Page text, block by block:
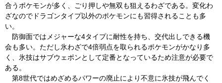
合うポケモンが多く、ごり押しや無双も狙えるわざである。変化わ
ざなのでドラゴンタイプ以外のポケモンにも習得されることも多
い。
防御面ではメジャーな4タイプに耐性を持ち、交代出しできる機
会も多い。ただし氷わざで4倍弱点を取られるポケモンがかなり多
く、氷技はサブウェポンとして定番となっているため注意が必要で
ある。
第8世代ではめざめるパワーの廃止により不意に氷技が飛んでく